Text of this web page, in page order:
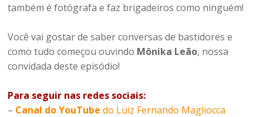
também é fotógrafa e faz brigadeiros como ninguém!
Você vai gostar de saber conversas de bastidores e
como tudo começou ouvindo Mônika Leão, nossa
convidada deste episódio!
Para seguir nas redes sociais:
– Canal do YouTube do Luiz Fernando Magliocca